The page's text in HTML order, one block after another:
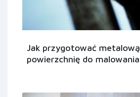
Jak przygotować metalową
powierzchnię do malowania